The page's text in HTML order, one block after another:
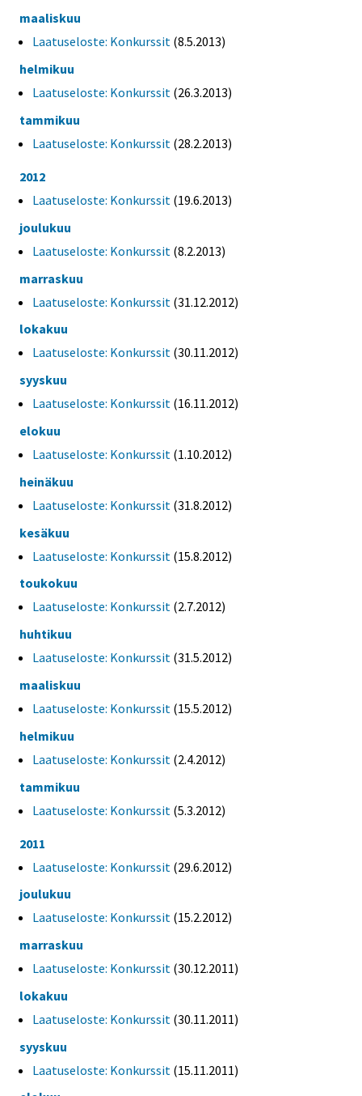
maaliskuu
Laatuseloste: Konkurssit (8.5.2013)
helmikuu
Laatuseloste: Konkurssit (26.3.2013)
tammikuu
Laatuseloste: Konkurssit (28.2.2013)
2012
Laatuseloste: Konkurssit (19.6.2013)
joulukuu
Laatuseloste: Konkurssit (8.2.2013)
marraskuu
Laatuseloste: Konkurssit (31.12.2012)
lokakuu
Laatuseloste: Konkurssit (30.11.2012)
syyskuu
Laatuseloste: Konkurssit (16.11.2012)
elokuu
Laatuseloste: Konkurssit (1.10.2012)
heinäkuu
Laatuseloste: Konkurssit (31.8.2012)
kesäkuu
Laatuseloste: Konkurssit (15.8.2012)
toukokuu
Laatuseloste: Konkurssit (2.7.2012)
huhtikuu
Laatuseloste: Konkurssit (31.5.2012)
maaliskuu
Laatuseloste: Konkurssit (15.5.2012)
helmikuu
Laatuseloste: Konkurssit (2.4.2012)
tammikuu
Laatuseloste: Konkurssit (5.3.2012)
2011
Laatuseloste: Konkurssit (29.6.2012)
joulukuu
Laatuseloste: Konkurssit (15.2.2012)
marraskuu
Laatuseloste: Konkurssit (30.12.2011)
lokakuu
Laatuseloste: Konkurssit (30.11.2011)
syyskuu
Laatuseloste: Konkurssit (15.11.2011)